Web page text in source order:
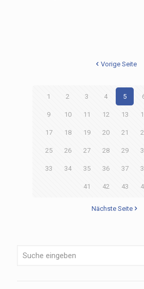
Vorige Seite
1 2 3 4 5
9 10 11 12 13
17 18 19 20 21
25 26 27 28 29
33 34 35 36 37
41 42 43
Nächste Seite